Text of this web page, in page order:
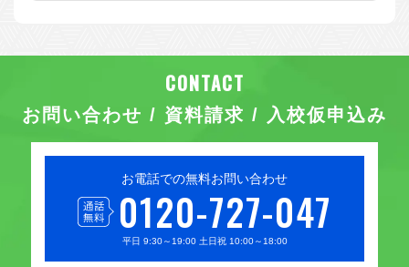
お問い合わせ / 資料請求 / 入校仮申込み
お電話での無料お問い合わせ
0120-727-047
平日 9:30～19:00 土日祝 10:00～18:00